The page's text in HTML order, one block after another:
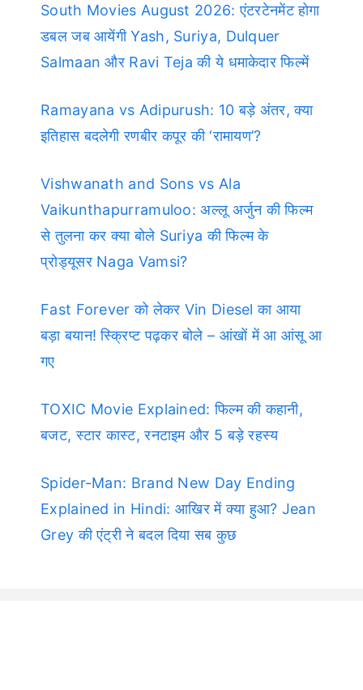
South Movies August 2026: एंटरटेनमेंट होगा
डबल जब आयेंगी Yash, Suriya, Dulquer
Salmaan और Ravi Teja की ये धमाकेदार फिल्में
Ramayana vs Adipurush: 10 बड़े अंतर, क्या
इतिहास बदलेगी रणबीर कपूर की ‘रामायण’?
Vishwanath and Sons vs Ala
Vaikunthapurramuloo: अल्लू अर्जुन की फिल्म
से तुलना कर क्या बोले Suriya की फिल्म के
प्रोड्यूसर Naga Vamsi?
Fast Forever को लेकर Vin Diesel का आया
बड़ा बयान! स्क्रिप्ट पढ़कर बोले – आंखों में आ आंसू आ
गए
TOXIC Movie Explained: फिल्म की कहानी,
बजट, स्टार कास्ट, रनटाइम और 5 बड़े रहस्य
Spider-Man: Brand New Day Ending
Explained in Hindi: आखिर में क्या हुआ? Jean
Grey की एंट्री ने बदल दिया सब कुछ